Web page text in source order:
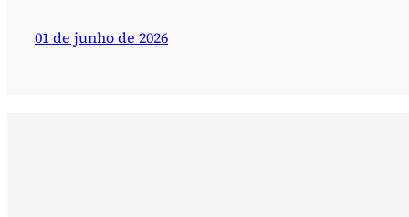
01 de junho de 2026